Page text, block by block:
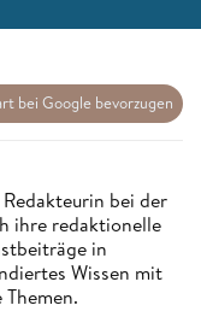
bei Google bevorzugen
bei der
ihre redaktionelle
in
Wissen mit